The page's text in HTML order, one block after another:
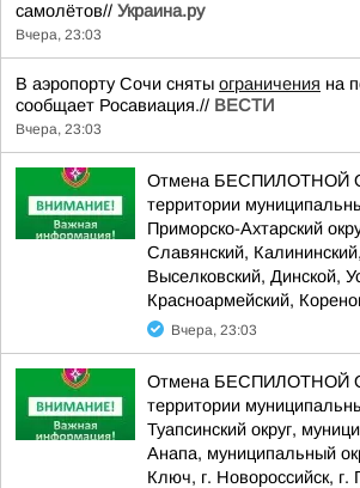
самолётов// Украина.ру
Вчера, 23:03
В аэропорту Сочи сняты ограничения на
сообщает Росавиация.// ВЕСТИ
Вчера, 23:03
Отмена БЕСПИЛОТНОЙ
территории
Приморско-Ахтарский
Славянский,
Выселковский, Динской,
Красноармейский,
Вчера, 23:03
Отмена БЕСПИЛОТНОЙ
территории
Туапсинский округ,
Анапа, муниципальный
Ключ, г. Новороссийск, г.